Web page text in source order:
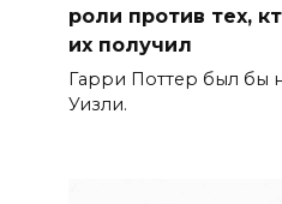
роли против тех,
их получил
Гарри Поттер был бы
Уизли.